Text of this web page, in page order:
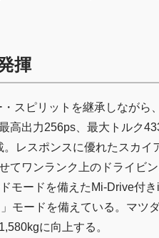
揮
スピリットを継承しながら
高出力256ps、最大トルク
レスポンスに優れたスカイ
てワンランク上のドライビ
モードを備えたMi-Drive付
モードを備えている。マツ
に向上する。